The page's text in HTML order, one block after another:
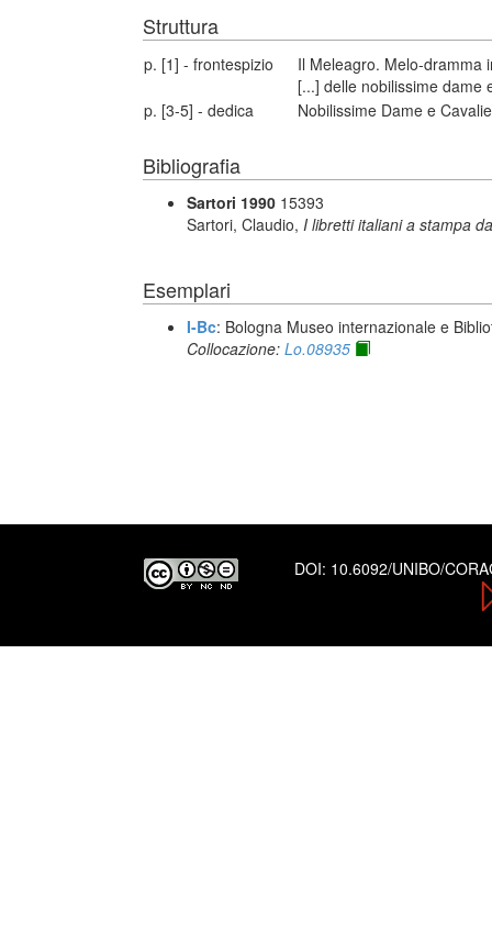
Struttura
p. [1] - frontespizio
Il Meleagro. Melo-dramma
[...] delle nobilissime dame
p. [3-5] - dedica
Nobilissime Dame e
Bibliografia
Sartori 1990 15393
Sartori, Claudio, I libretti italiani a stampa
Esemplari
I-Bc: Bologna Museo internazionale e
Collocazione: Lo.08935
DOI: 10.6092/UNIBO/